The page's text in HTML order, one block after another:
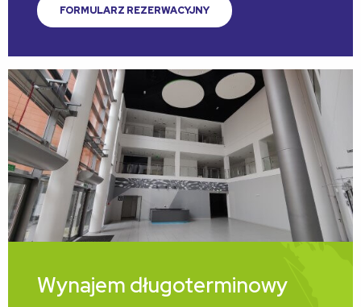
FORMULARZ REZERWACYJNY
Wynajem długoterminowy